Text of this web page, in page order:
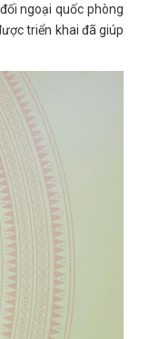
ngoại quốc phòng
triển khai đã giúp